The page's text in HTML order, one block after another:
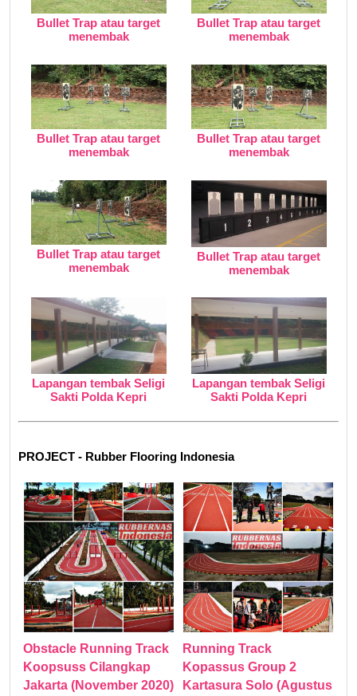
Bullet Trap atau target
menembak
Bullet Trap atau target
menembak
Bullet Trap atau target
menembak
Bullet Trap atau target
menembak
Bullet Trap atau target
menembak
Bullet Trap atau target
menembak
Lapangan tembak Seligi
Sakti Polda Kepri
Lapangan tembak Seligi
Sakti Polda Kepri
PROJECT - Rubber Flooring Indonesia
Obstacle Running Track
Koopsuss Cilangkap
Jakarta (November 2020)
Running Track
Kopassus Group 2
Kartasura Solo (Agustus